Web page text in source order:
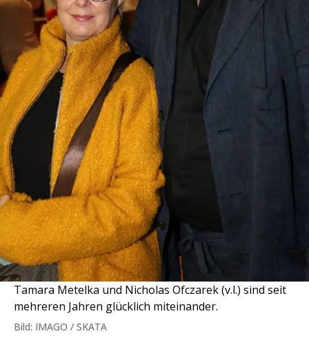
Tamara Metelka und Nicholas Ofczarek (v.l.) sind seit
mehreren Jahren glücklich miteinander.
Bild: IMAGO / SKATA